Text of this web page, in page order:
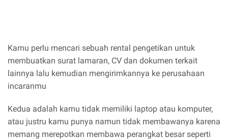
Kamu perlu mencari sebuah rental pengetikan untuk
membuatkan surat lamaran, CV dan dokumen terkait
lainnya lalu kemudian mengirimkannya ke perusahaan
incaranmu
Kedua adalah kamu tidak memiliki laptop atau komputer,
atau justru kamu punya namun tidak membawanya karena
memang merepotkan membawa perangkat besar seperti